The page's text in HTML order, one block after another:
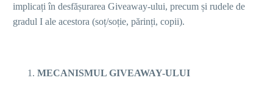
implicați în desfășurarea Giveaway-ului, precum și rudele de
gradul I ale acestora (soț/soție, părinți, copii).
MECANISMUL GIVEAWAY-ULUI